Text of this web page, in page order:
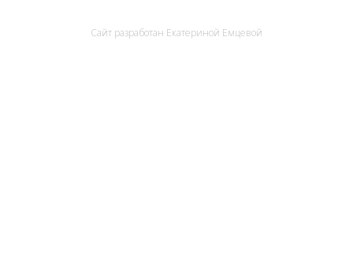
Сайт разработан Екатериной Емцевой